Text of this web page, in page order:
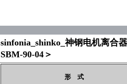
sinfonia_shinko_神钢电机离合
SBM-90-04＞
形 式